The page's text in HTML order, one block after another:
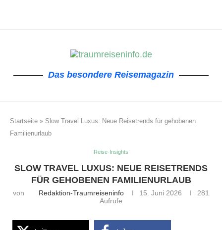
Das besondere Reisemagazin
Startseite » Slow Travel Luxus: Neue Reisetrends für gehobenen
Familienurlaub
Reise-Insights
SLOW TRAVEL LUXUS: NEUE REISETRENDS
FÜR GEHOBENEN FAMILIENURLAUB
von Redaktion-Traumreiseninfo 15. Juni 2026
281
Aufrufe